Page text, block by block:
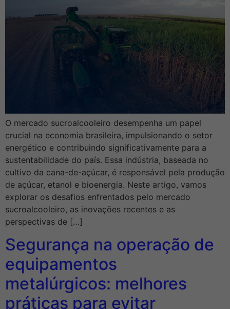
O mercado sucroalcooleiro desempenha um papel
crucial na economia brasileira, impulsionando o setor
energético e contribuindo significativamente para a
sustentabilidade do país. Essa indústria, baseada no
cultivo da cana-de-açúcar, é responsável pela produção
de açúcar, etanol e bioenergia. Neste artigo, vamos
explorar os desafios enfrentados pelo mercado
sucroalcooleiro, as inovações recentes e as
perspectivas de […]
Segurança na operação de
equipamentos
metalúrgicos: melhores
práticas para evitar